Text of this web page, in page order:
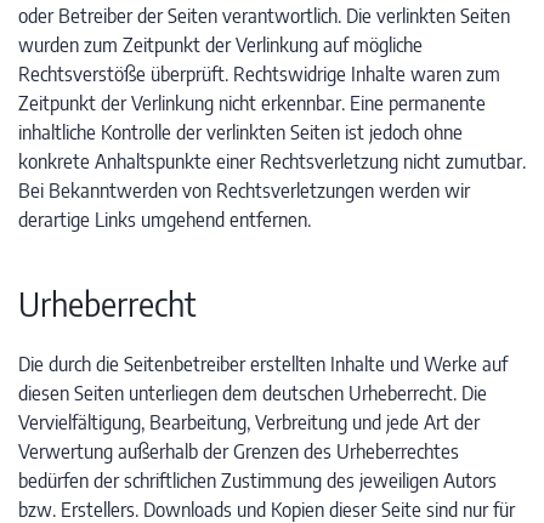
oder Betreiber der Seiten verantwortlich. Die verlinkten Seiten
wurden zum Zeitpunkt der Verlinkung auf mögliche
Rechtsverstöße überprüft. Rechtswidrige Inhalte waren zum
Zeitpunkt der Verlinkung nicht erkennbar. Eine permanente
inhaltliche Kontrolle der verlinkten Seiten ist jedoch ohne
konkrete Anhaltspunkte einer Rechtsverletzung nicht zumutbar.
Bei Bekanntwerden von Rechtsverletzungen werden wir
derartige Links umgehend entfernen.
Urheberrecht
Die durch die Seitenbetreiber erstellten Inhalte und Werke auf
diesen Seiten unterliegen dem deutschen Urheberrecht. Die
Vervielfältigung, Bearbeitung, Verbreitung und jede Art der
Verwertung außerhalb der Grenzen des Urheberrechtes
bedürfen der schriftlichen Zustimmung des jeweiligen Autors
bzw. Erstellers. Downloads und Kopien dieser Seite sind nur für